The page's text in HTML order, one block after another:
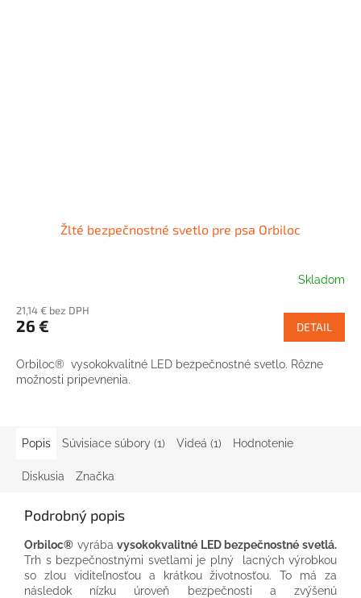
Žlté bezpečnostné svetlo pre psa Orbiloc
Skladom
21,14 € bez DPH
26 € DETAIL
Orbiloc® vysokokvalitné LED bezpečnostné svetlo. Rôzne
možnosti pripevnenia.
Popis Súvisiace súbory (1) Videá (1) Hodnotenie
Diskusia Značka
Podrobný popis
Orbiloc® vyrábavysokokvalitné LED bezpečnostné svetlá.
Trh s bezpečnostnými svetlami je plný lacných výrobkou
so zlou viditeľnosťou a krátkou životnosťou. To má za
následok nízku úroveň bezpečnosti a zvýšenú